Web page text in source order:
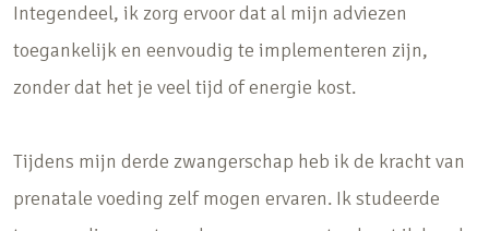
Integendeel, ik zorg ervoor dat al mijn adviezen
toegankelijk en eenvoudig te implementeren zijn,
zonder dat het je veel tijd of energie kost.
Tijdens mijn derde zwangerschap heb ik de kracht van
prenatale voeding zelf mogen ervaren. Ik studeerde